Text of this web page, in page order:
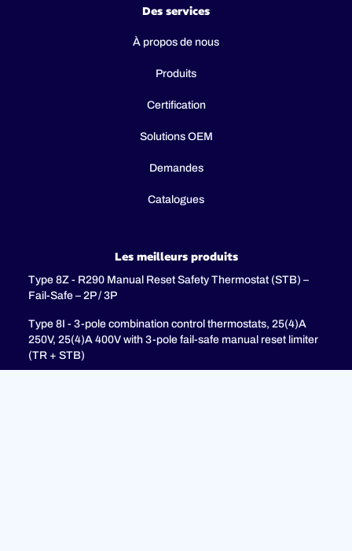
Des services
À propos de nous
Produits
Certification
Solutions OEM
Demandes
Catalogues
Les meilleurs produits
Type 8Z - R290 Manual Reset Safety Thermostat (STB) –
Fail-Safe – 2P / 3P
Type 8I - 3-pole combination control thermostats, 25(4)A
250V, 25(4)A 400V with 3-pole fail-safe manual reset limiter
(TR + STB)